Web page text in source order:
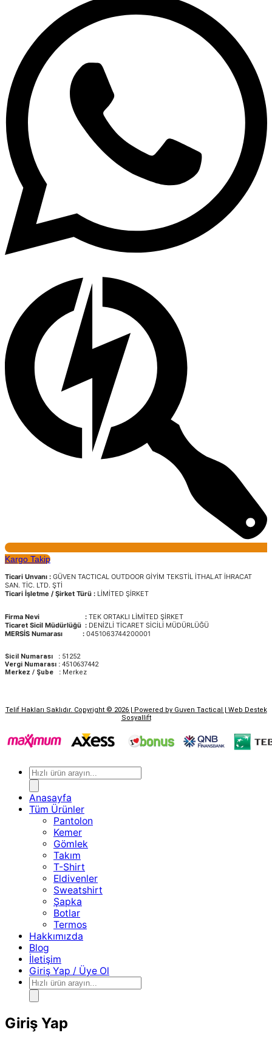
Kargo Takip
Ticari Unvanı : GÜVEN TACTICAL OUTDOOR GİYİM TEKSTİL İTHALAT İHRACAT
SAN. TİC. LTD. ŞTİ
Ticari İşletme / Şirket Türü : LİMİTED ŞİRKET
Firma Nevi : TEK ORTAKLI LİMİTED ŞİRKET
Ticaret Sicil Müdürlüğü : DENİZLİ TİCARET SİCİLİ MÜDÜRLÜĞÜ
MERSİS Numarası : 0451063744200001
Sicil Numarası : 51252
Vergi Numarası : 4510637442
Merkez / Şube : Merkez
Telif Hakları Saklıdır. Copyright © 2026 | Powered by Guven Tactical | Web Destek
Sosyallift
Products
search
Anasayfa
Tüm Ürünler
Pantolon
Kemer
Gömlek
Takım
T-Shirt
Eldivenler
Sweatshirt
Şapka
Botlar
Termos
Hakkımızda
Blog
İletişim
Giriş Yap / Üye Ol
Products
search
Giriş Yap